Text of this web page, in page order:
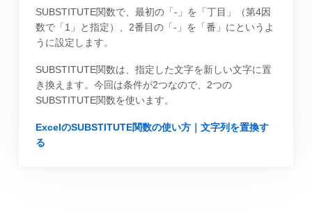
SUBSTITUTE関数で、最初の「‐」を「丁目」（第4因
数で「1」と指定）、2番目の「‐」を「番」にというよ
うに設定します。
SUBSTITUTE関数は、指定した文字を新しい文字に置
き換えます。今回は条件が2つなので、2つの
SUBSTITUTE関数を使います。
ExcelのSUBSTITUTE関数の使い方｜文字列を置換す
る